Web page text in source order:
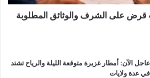
قرض على الشرف والوثائق المطلوبة
عاجل الآن: أمطار غزيرة متوقعة الليلة والرياح تشتد
في عدة ولايات